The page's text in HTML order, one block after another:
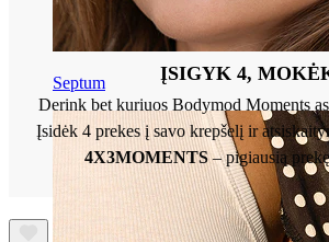
Septum ĮSIGYK 4,
Derink bet kuriuos Bodymod Moments
Įsidėk 4 prekes į savo krepšelį ir
4X3MOMENTS– pigiausią